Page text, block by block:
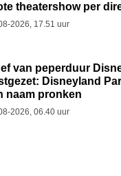
theatershow per
2026, 17.51 uur
van peperduur
Disneyland
naam pronken
2026, 06.40 uur